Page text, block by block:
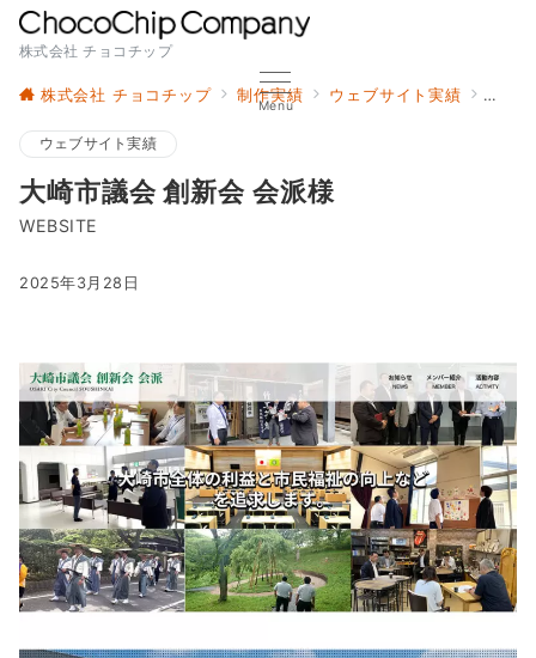
株式会社 チョコチップ
Menu
株式会社 チョコチップ 制作実績 ウェブサイト実績 大崎
ウェブサイト実績
大崎市議会 創新会 会派様
WEBSITE
2025年3月28日